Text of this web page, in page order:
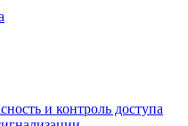
и контроль доступа